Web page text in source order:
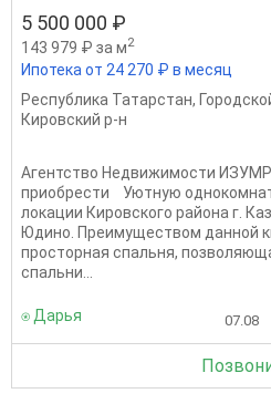
5 500 000 ₽
143 979 ₽ за м2
Ипотека от 24 270 ₽ в месяц
Республика Татарстан,
Кировский р-н
Агентство Недвижимости
приобрести Уютную
локации Кировского района г.
Юдино. Преимуществом данной
просторная спальня,
спальни...
⍟ Дарья 07.08